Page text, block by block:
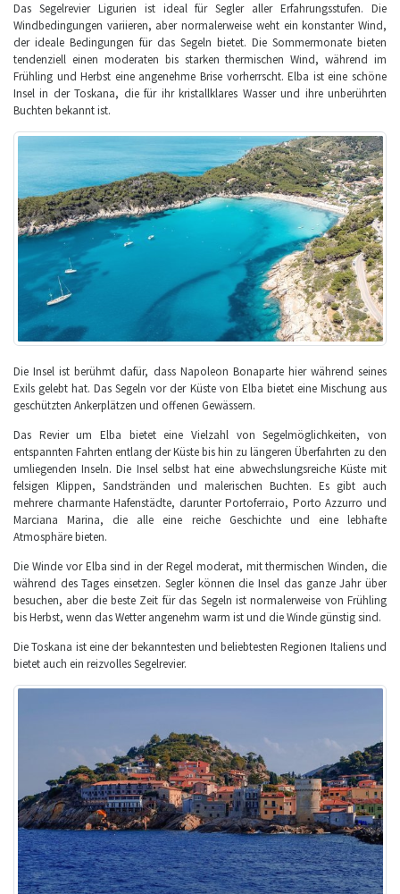
Das Segelrevier Ligurien ist ideal für Segler aller Erfahrungsstufen. Die
Windbedingungen variieren, aber normalerweise weht ein konstanter Wind,
der ideale Bedingungen für das Segeln bietet. Die Sommermonate bieten
tendenziell einen moderaten bis starken thermischen Wind, während im
Frühling und Herbst eine angenehme Brise vorherrscht. Elba ist eine schöne
Insel in der Toskana, die für ihr kristallklares Wasser und ihre unberührten
Buchten bekannt ist.
Die Insel ist berühmt dafür, dass Napoleon Bonaparte hier während seines
Exils gelebt hat. Das Segeln vor der Küste von Elba bietet eine Mischung aus
geschützten Ankerplätzen und offenen Gewässern.
Das Revier um Elba bietet eine Vielzahl von Segelmöglichkeiten, von
entspannten Fahrten entlang der Küste bis hin zu längeren Überfahrten zu den
umliegenden Inseln. Die Insel selbst hat eine abwechslungsreiche Küste mit
felsigen Klippen, Sandstränden und malerischen Buchten. Es gibt auch
mehrere charmante Hafenstädte, darunter Portoferraio, Porto Azzurro und
Marciana Marina, die alle eine reiche Geschichte und eine lebhafte
Atmosphäre bieten.
Die Winde vor Elba sind in der Regel moderat, mit thermischen Winden, die
während des Tages einsetzen. Segler können die Insel das ganze Jahr über
besuchen, aber die beste Zeit für das Segeln ist normalerweise von Frühling
bis Herbst, wenn das Wetter angenehm warm ist und die Winde günstig sind.
Die Toskana ist eine der bekanntesten und beliebtesten Regionen Italiens und
bietet auch ein reizvolles Segelrevier.